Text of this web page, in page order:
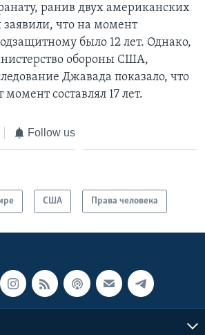
ранив двух американских
заявили, что на момент
было 12 лет. Однако,
обороны США,
Джавада показало, что
момент составлял 17 лет.
Follow us
США Права человека